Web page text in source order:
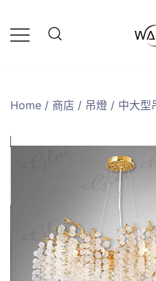
Home / 商店 / 吊燈 / 中大型